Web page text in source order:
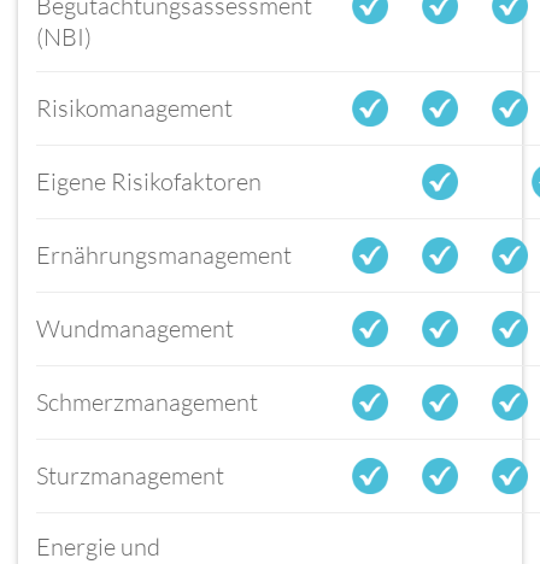
(NBI)
Risikomanagement
Eigene Risikofaktoren
Ernährungsmanagement
Wundmanagement
Schmerzmanagement
Sturzmanagement
Energie und